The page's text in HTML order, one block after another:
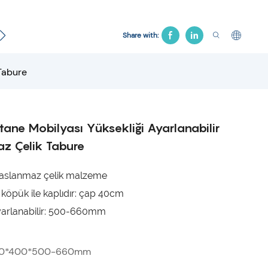
Hastane Koltuğu Çekiş Yatağı
Share with:
Mobilyası Yüksekliği Ayarlanabilir
Çelik Tabure
çelik malzeme
köpük ile kaplıdır: çap 40cm
500-660mm
660mm